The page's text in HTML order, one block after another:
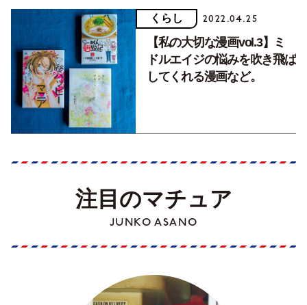
くらし 2022.04.25
【私の大切な漫画vol.3】ミ
ドルエイジの悩みを吹き飛ば
してくれる漫画など。
注目のマチュア
JUNKO ASANO